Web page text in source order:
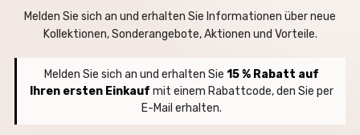
Melden Sie sich an und erhalten Sie Informationen über neue
Kollektionen, Sonderangebote, Aktionen und Vorteile.
Melden Sie sich an und erhalten Sie 15 % Rabatt auf
Ihren ersten Einkauf mit einem Rabattcode, den Sie per
E-Mail erhalten.